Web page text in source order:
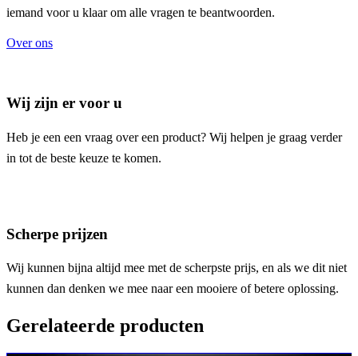
iemand voor u klaar om alle vragen te beantwoorden.
Over ons
Wij zijn er voor u
Heb je een een vraag over een product? Wij helpen je graag verder
in tot de beste keuze te komen.
Scherpe prijzen
Wij kunnen bijna altijd mee met de scherpste prijs, en als we dit niet
kunnen dan denken we mee naar een mooiere of betere oplossing.
Gerelateerde producten